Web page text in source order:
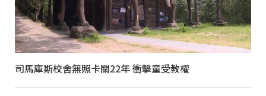
司馬庫斯校舍無照卡關22年 衝擊童受教權